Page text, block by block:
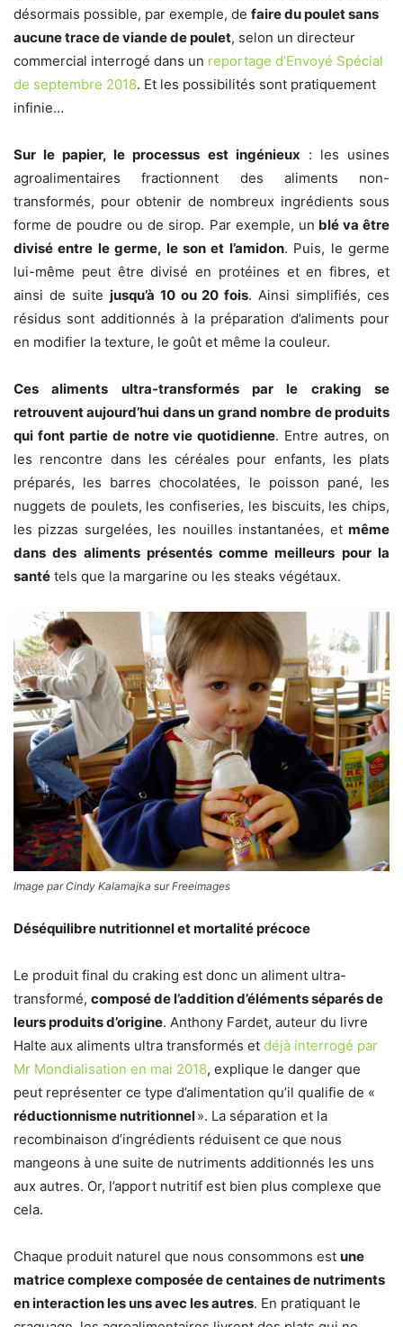
désormais possible, par exemple, de faire du poulet sans
aucune trace de viande de poulet, selon un directeur
commercial interrogé dans un reportage d’Envoyé Spécial
de septembre 2018. Et les possibilités sont pratiquement
infinie…
Sur le papier, le processus est ingénieux : les usines
agroalimentaires fractionnent des aliments non-
transformés, pour obtenir de nombreux ingrédients sous
forme de poudre ou de sirop. Par exemple, un blé va être
divisé entre le germe, le son et l’amidon. Puis, le germe
lui-même peut être divisé en protéines et en fibres, et
ainsi de suite jusqu’à 10 ou 20 fois. Ainsi simplifiés, ces
résidus sont additionnés à la préparation d’aliments pour
en modifier la texture, le goût et même la couleur.
Ces aliments ultra-transformés par le craking se
retrouvent aujourd’hui dans un grand nombre de produits
qui font partie de notre vie quotidienne. Entre autres, on
les rencontre dans les céréales pour enfants, les plats
préparés, les barres chocolatées, le poisson pané, les
nuggets de poulets, les confiseries, les biscuits, les chips,
les pizzas surgelées, les nouilles instantanées, et même
dans des aliments présentés comme meilleurs pour la
santé tels que la margarine ou les steaks végétaux.
Image par Cindy Kalamajka sur Freeimages
Déséquilibre nutritionnel et mortalité précoce
Le produit final du craking est donc un aliment ultra-
transformé, composé de l’addition d’éléments séparés de
leurs produits d’origine. Anthony Fardet, auteur du livre
Halte aux aliments ultra transformés et déjà interrogé par
Mr Mondialisation en mai 2018, explique le danger que
peut représenter ce type d’alimentation qu’il qualifie de «
réductionnisme nutritionnel». La séparation et la
recombinaison d’ingrédients réduisent ce que nous
mangeons à une suite de nutriments additionnés les uns
aux autres. Or, l’apport nutritif est bien plus complexe que
cela.
Chaque produit naturel que nous consommons est une
matrice complexe composée de centaines de nutriments
en interaction les uns avec les autres. En pratiquant le